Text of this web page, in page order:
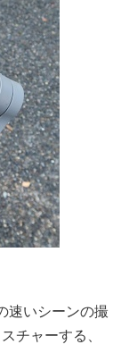
速いシーンの撮
チャーする、